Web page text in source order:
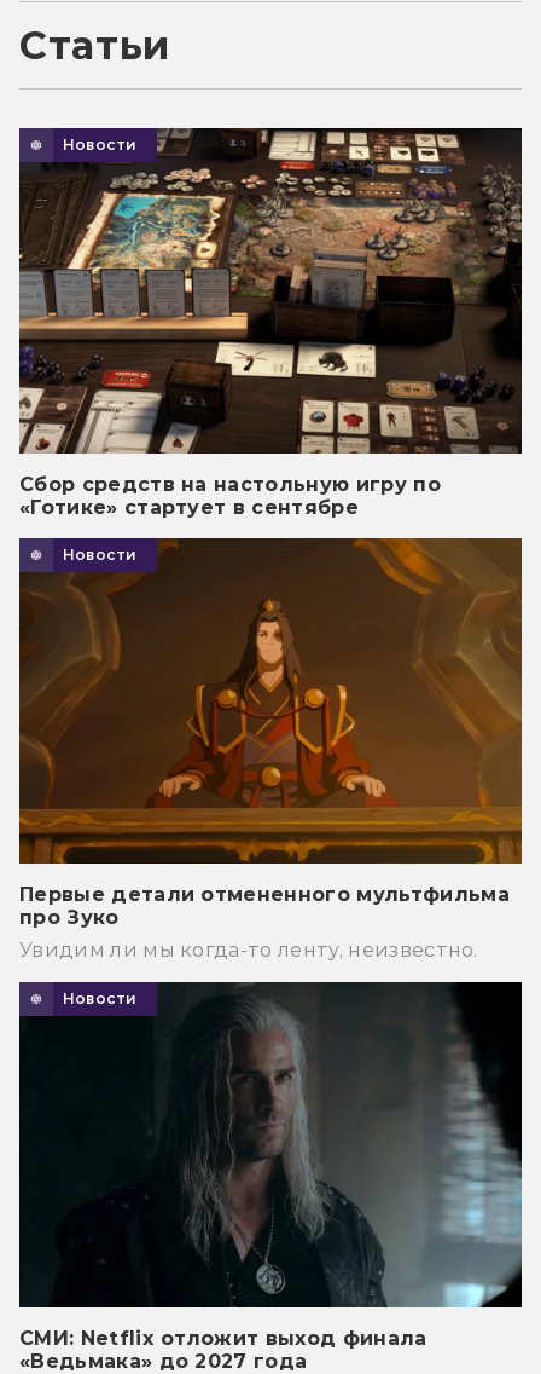
Статьи
Новости
Сбор средств на настольную игру по
«Готике» стартует в сентябре
Новости
Первые детали отмененного мультфильма
про Зуко
Увидим ли мы когда-то ленту, неизвестно.
Новости
СМИ: Netflix отложит выход финала
«Ведьмака» до 2027 года